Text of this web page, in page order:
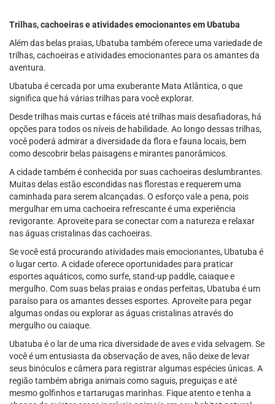
Trilhas, cachoeiras e atividades emocionantes em Ubatuba
Além das belas praias, Ubatuba também oferece uma variedade de
trilhas, cachoeiras e atividades emocionantes para os amantes da
aventura.
Ubatuba é cercada por uma exuberante Mata Atlântica, o que
significa que há várias trilhas para você explorar.
Desde trilhas mais curtas e fáceis até trilhas mais desafiadoras, há
opções para todos os níveis de habilidade. Ao longo dessas trilhas,
você poderá admirar a diversidade da flora e fauna locais, bem
como descobrir belas paisagens e mirantes panorâmicos.
A cidade também é conhecida por suas cachoeiras deslumbrantes.
Muitas delas estão escondidas nas florestas e requerem uma
caminhada para serem alcançadas. O esforço vale a pena, pois
mergulhar em uma cachoeira refrescante é uma experiência
revigorante. Aproveite para se conectar com a natureza e relaxar
nas águas cristalinas das cachoeiras.
Se você está procurando atividades mais emocionantes, Ubatuba é
o lugar certo. A cidade oferece oportunidades para praticar
esportes aquáticos, como surfe, stand-up paddle, caiaque e
mergulho. Com suas belas praias e ondas perfeitas, Ubatuba é um
paraíso para os amantes desses esportes. Aproveite para pegar
algumas ondas ou explorar as águas cristalinas através do
mergulho ou caiaque.
Ubatuba é o lar de uma rica diversidade de aves e vida selvagem. Se
você é um entusiasta da observação de aves, não deixe de levar
seus binóculos e câmera para registrar algumas espécies únicas. A
região também abriga animais como saguis, preguiças e até
mesmo golfinhos e tartarugas marinhas. Fique atento e tenha a